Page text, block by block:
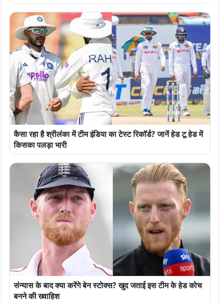
कैसा रहा है श्रीलंका में टीम इंडिया का टेस्ट रिकॉर्ड? जानें हेड टू हेड में
किसका पलड़ा भारी
संन्यास के बाद क्या करेंगे बेन स्टोक्स? खुद जताई इस टीम के हेड कोच
बनने की ख्वाहिश